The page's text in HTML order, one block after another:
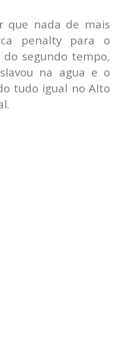
que nada de mais
penalty para o
segundo tempo,
na agua e o
tudo igual no Alto